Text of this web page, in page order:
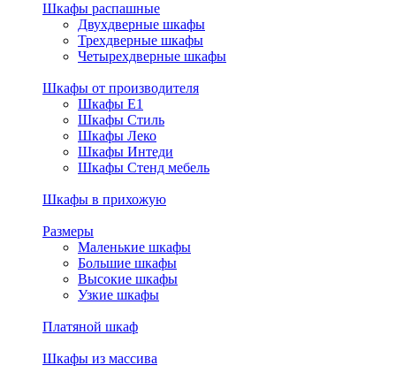
Шкафы распашные
Двухдверные шкафы
Трехдверные шкафы
Четырехдверные шкафы
Шкафы от производителя
Шкафы E1
Шкафы Стиль
Шкафы Леко
Шкафы Интеди
Шкафы Стенд мебель
Шкафы в прихожую
Размеры
Маленькие шкафы
Большие шкафы
Высокие шкафы
Узкие шкафы
Платяной шкаф
Шкафы из массива